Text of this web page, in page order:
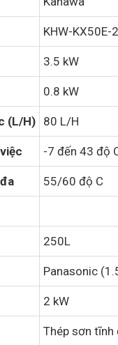
KHW-KX50E-
3.5 kW
0.8 kW
(L/H) 80 L/H
-7 đến 43 độ
55/60 độ C
250L
Panasonic
2 kW
Thép sơn tĩnh